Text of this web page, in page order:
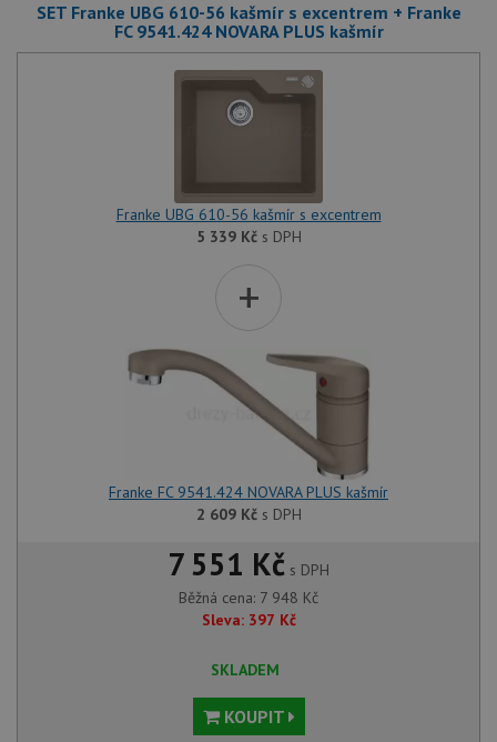
SET Franke UBG 610-56 kašmír s excentrem + Franke
FC 9541.424 NOVARA PLUS kašmír
Franke UBG 610-56 kašmír s excentrem
5 339 Kčs DPH
+
Franke FC 9541.424 NOVARA PLUS kašmír
2 609 Kčs DPH
7 551 Kč s DPH
Běžná cena: 7 948 Kč
Sleva: 397 Kč
SKLADEM
KOUPIT